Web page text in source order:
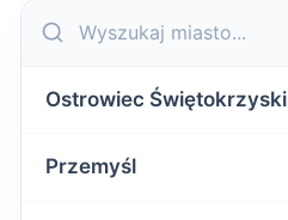
Ostrowiec Świętokrzyski
Przemyśl